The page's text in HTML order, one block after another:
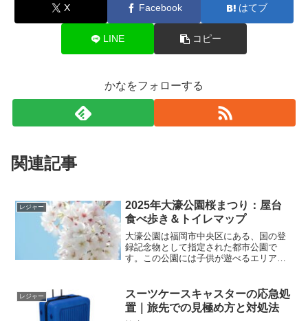
X Facebook はてブ
LINE コピー
かなをフォローする
関連記事
レジャー
2025年大濠公園桜まつり：屋台
食べ歩き＆トイレマップ
大濠公園は福岡市中央区にある、国の登
録記念物として指定された都市公園で
す。この公園には子供が遊べるエリアが
の家族や観光客が訪れます。大濠公園に
隣接する福岡城では、毎年春...
レジャー
スーツケースキャスターの応急処
置｜旅先での見極め方と対処法